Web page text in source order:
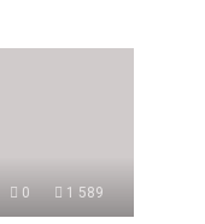
0 1 589